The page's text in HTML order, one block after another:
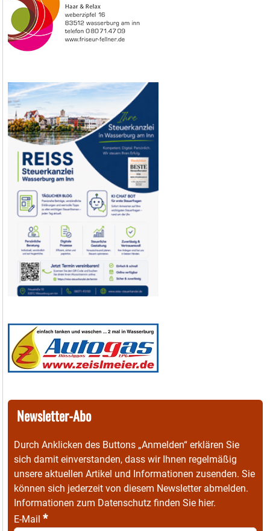
Newsletter-Abo
Durch Anklicken des Buttons „Anmelden“ erklären Sie
sich damit einverstanden, dass wir Ihnen regelmäßig
unsere aktuellen Artikel und Informationen zusenden. Sie
können sich jederzeit von diesem Newsletter abmelden.
Informationen zum Datenschutz finden Sie hier.
E-Mail *